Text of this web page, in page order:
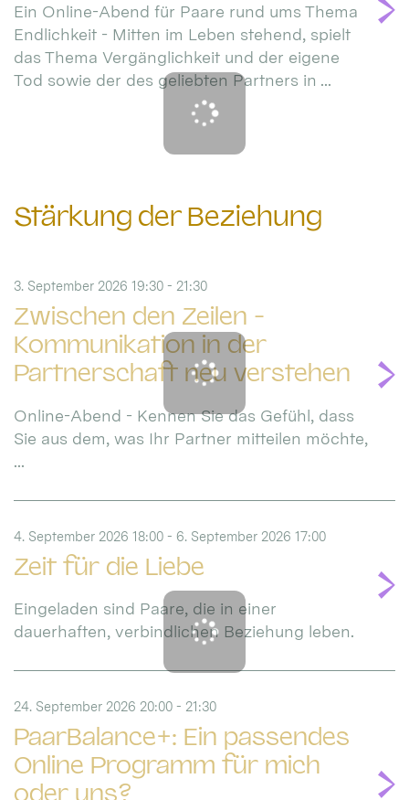
Ein Online-Abend für Paare rund ums Thema
Endlichkeit - Mitten im Leben stehend, spielt
das Thema Vergänglichkeit und der eigene
Tod sowie der des geliebten Partners in ...
Stärkung der Beziehung
Zwischen den Zeilen -
Kommunikation in der
Partnerschaft neu verstehen
3. September 2026 19:30 - 21:30
Online-Abend - Kennen Sie das Gefühl, dass
Sie aus dem, was Ihr Partner mitteilen möchte,
...
Zeit für die Liebe
4. September 2026 18:00 - 6. September 2026 17:00
Eingeladen sind Paare, die in einer
dauerhaften, verbindlichen Beziehung leben.
PaarBalance+: Ein passendes
Online Programm für mich
oder uns?
24. September 2026 20:00 - 21:30